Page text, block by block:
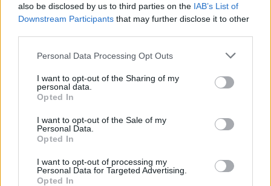
also be disclosed by us to third parties on the IAB’s List of
Downstream Participants that may further disclose it to other
Personal Data Processing Opt Outs
I want to opt-out of the Sharing of my
personal data.
Opted In
I want to opt-out of the Sale of my
Personal Data.
Opted In
I want to opt-out of processing my
Personal Data for Targeted Advertising.
Opted In
morze
Szukaj: